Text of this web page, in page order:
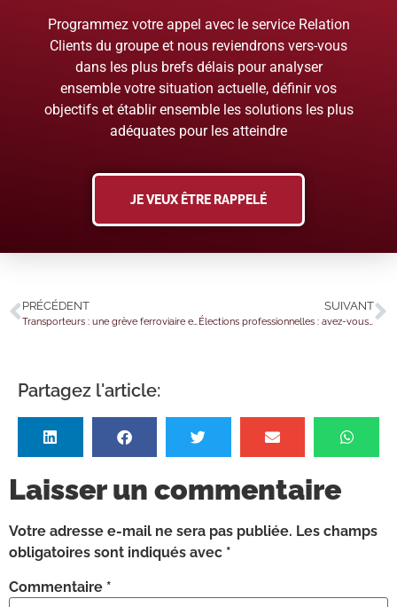
Programmez votre appel avec le service Relation
Clients du groupe et nous reviendrons vers-vous
dans les plus brefs délais pour analyser
ensemble votre situation actuelle, définir vos
objectifs et établir ensemble les solutions les plus
adéquates pour les atteindre
JE VEUX ÊTRE RAPPELÉ
PRÉCÉDENT SUIVANT
Élections professionnelles : avez-vous pensé à la protection des données personnelles ?
Partagez l'article:
Laisser un commentaire
Votre adresse e-mail ne sera pas publiée. Les champs
obligatoires sont indiqués avec *
Commentaire *